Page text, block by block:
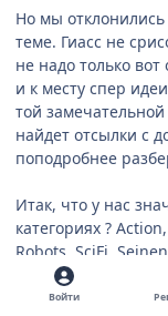
Но мы
теме. Гиасс не
не надо только
и к месту спер
той
найдет отсылки с
поподробнее
Итак, что у нас
категориях ?
Robots, SciFi,
экшн. Конечно
жопы и сиськи
,
Войти